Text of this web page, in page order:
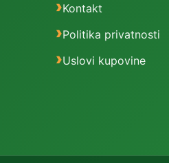
Kontakt
Politika privatnosti
Uslovi kupovine